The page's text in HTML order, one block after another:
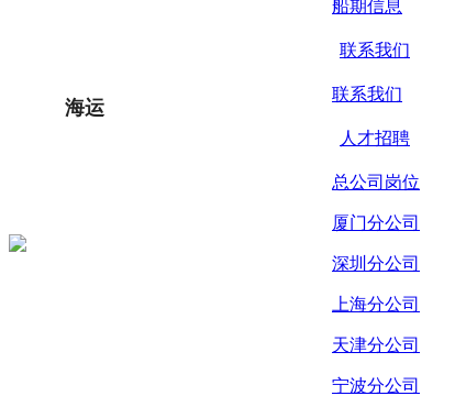
船期信息
联系我们
联系我们
人才招聘
总公司岗位
厦门分公司
深圳分公司
上海分公司
天津分公司
宁波分公司
海运